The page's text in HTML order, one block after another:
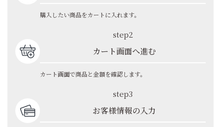
購入したい商品をカートに入れます。
step2
カート画面へ進む
カート画面で商品と金額を確認します。
step3
お客様情報の入力